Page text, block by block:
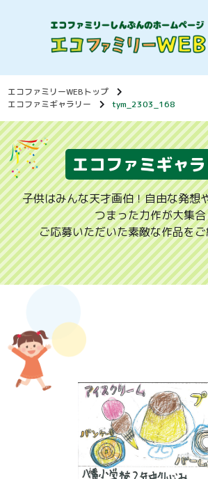
エコファミリーWEBトップ
エコファミギャラリー
tym_2303_168
エコファミギャ
子供はみんな天才画伯！自由な発想
つまった力作が大集
ご応募いただいた素敵な作品を